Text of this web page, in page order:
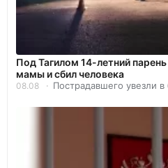
Под Тагилом 14-летний
мамы и сбил человека
08.08 Пострадавшего увезли в